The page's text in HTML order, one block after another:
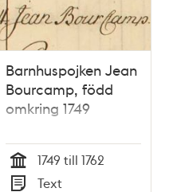
Barnhuspojken Jean
Bourcamp, född
omkring 1749
Tid
1749 till 1762
Text